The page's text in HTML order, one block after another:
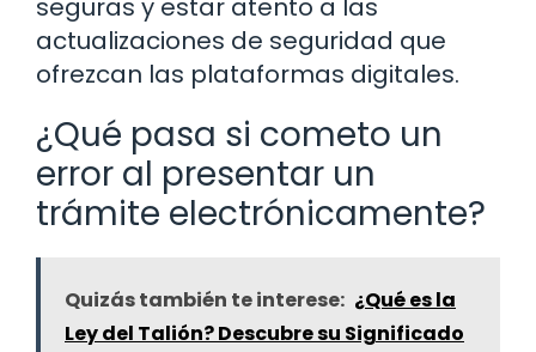
seguras y estar atento a las
actualizaciones de seguridad que
ofrezcan las plataformas digitales.
¿Qué pasa si cometo un
error al presentar un
trámite electrónicamente?
Quizás también te interese: ¿Qué es la
Ley del Talión? Descubre su Significado